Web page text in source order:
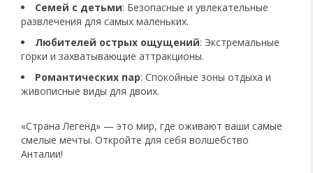
Семей с детьми: Безопасные и увлекательные
развлечения для самых маленьких.
Любителей острых ощущений: Экстремальные
горки и захватывающие аттракционы.
Романтических пар: Спокойные зоны отдыха и
живописные виды для двоих.
«Страна Легенд» — это мир, где оживают ваши самые
смелые мечты. Откройте для себя волшебство
Анталии!